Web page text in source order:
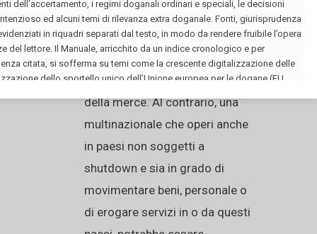
completamente interrotta
potrebbe invocare la causa di
forza maggiore per giustificare
l’impossibilità di consegna
della merce. Al contrario, una
multinazionale che operi anche
in paesi non soggetti a
shutdown e sia in grado di
movimentare beni, personale o
di erogare servizi in o da questi